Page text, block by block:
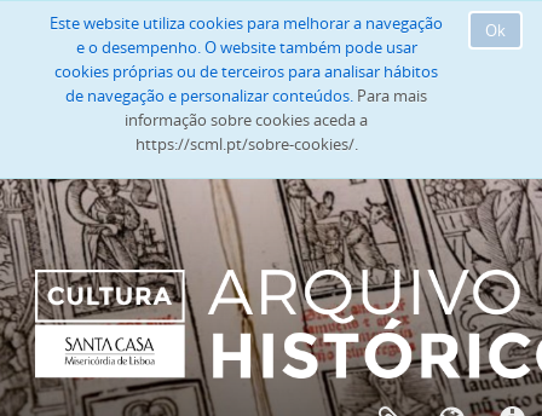
Ok
Este website utiliza cookies para melhorar a navegação
e o desempenho. O website também pode usar
cookies próprias ou de terceiros para analisar hábitos
de navegação e personalizar conteúdos. Para mais
informação sobre cookies aceda a
https://scml.pt/sobre-cookies/.